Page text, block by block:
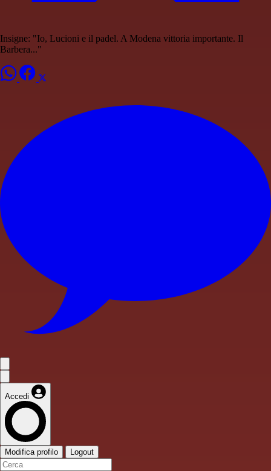
Insigne: "Io, Lucioni e il padel. A Modena vittoria importante. Il
Barbera..."
Accedi
Modifica profilo Logout